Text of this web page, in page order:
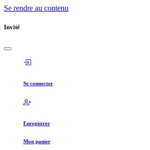
Se rendre au contenu
Invité
Se connecter
Enregistrer
Mon panier